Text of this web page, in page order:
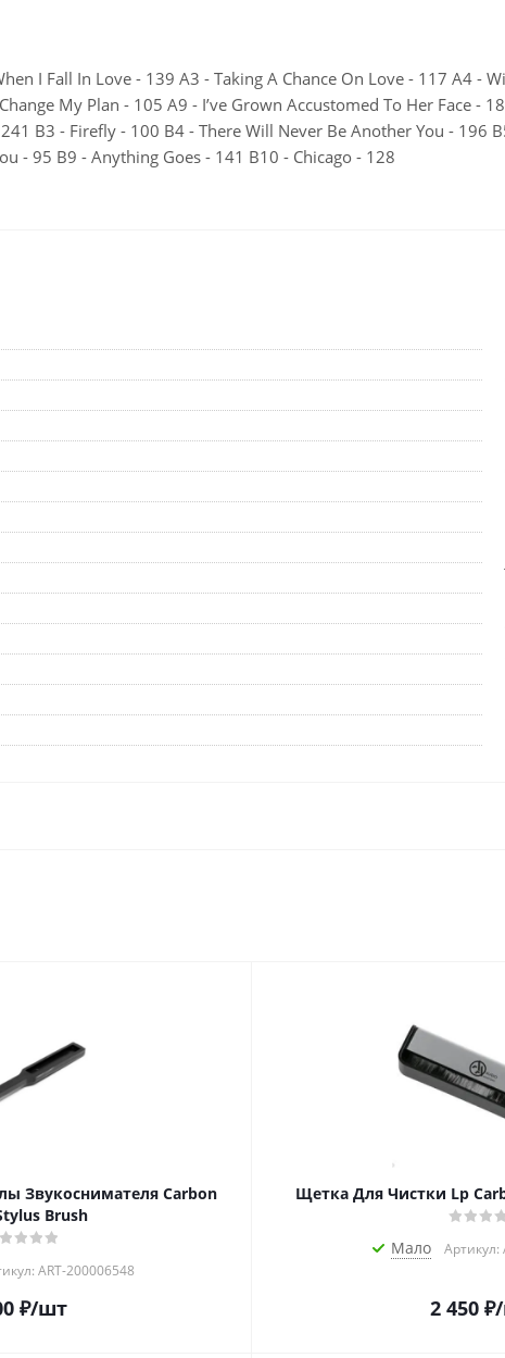
I Fall In Love - 139 A3 - Taking A Chance On Love - 117 A4 -
My Plan - 105 A9 - I’ve Grown Accustomed To Her Face
B3 - Firefly - 100 B4 - There Will Never Be Another You - 196
- 95 B9 - Anything Goes - 141 B10 - Chicago - 128
Звукоснимателя Carbon
Brush
ART-200006548
₽/шт
Щетка Для Чистки Lp
Мало Артикул:
2 450₽